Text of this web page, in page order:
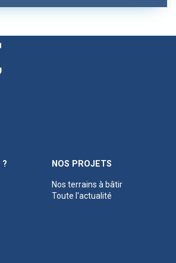
? NOS PROJETS
Nos terrains à bâtir
Toute l'actualité